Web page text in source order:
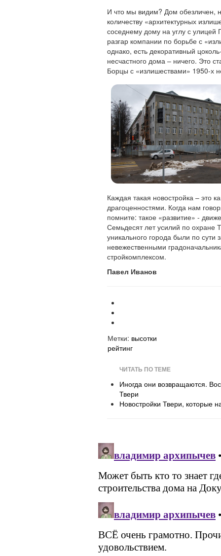
И что мы видим? Дом обезличен,
количеству «архитектурных
соседнему дому на углу с улицей
разгар компании по борьбе с
однако, есть декоративный
несчастного дома – ничего. Это
Борцы с «излишествами» 1950-х
Каждая такая новостройка – это
драгоценностями. Когда нам
помните: такое «развитие» -
Семьдесят лет усилий по охране
уникального города были по сути
невежественными
стройкомплексом.
Павел Иванов
Метки: высотки
рейтинг
ЧИТАТЬ ПО ТЕМЕ
Иногда они возвращаются.
Твери
Новостройки Твери, которые